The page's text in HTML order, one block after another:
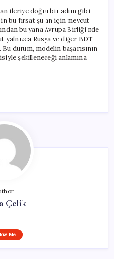
ileriye doğru bir adım gibi
bu fırsat şu an için mevcut
bu yana Avrupa Birliği’nde
yalnızca Rusya ve diğer BDT
durum, modelin başarısının
şekilleneceği anlamına
Çelik
Me